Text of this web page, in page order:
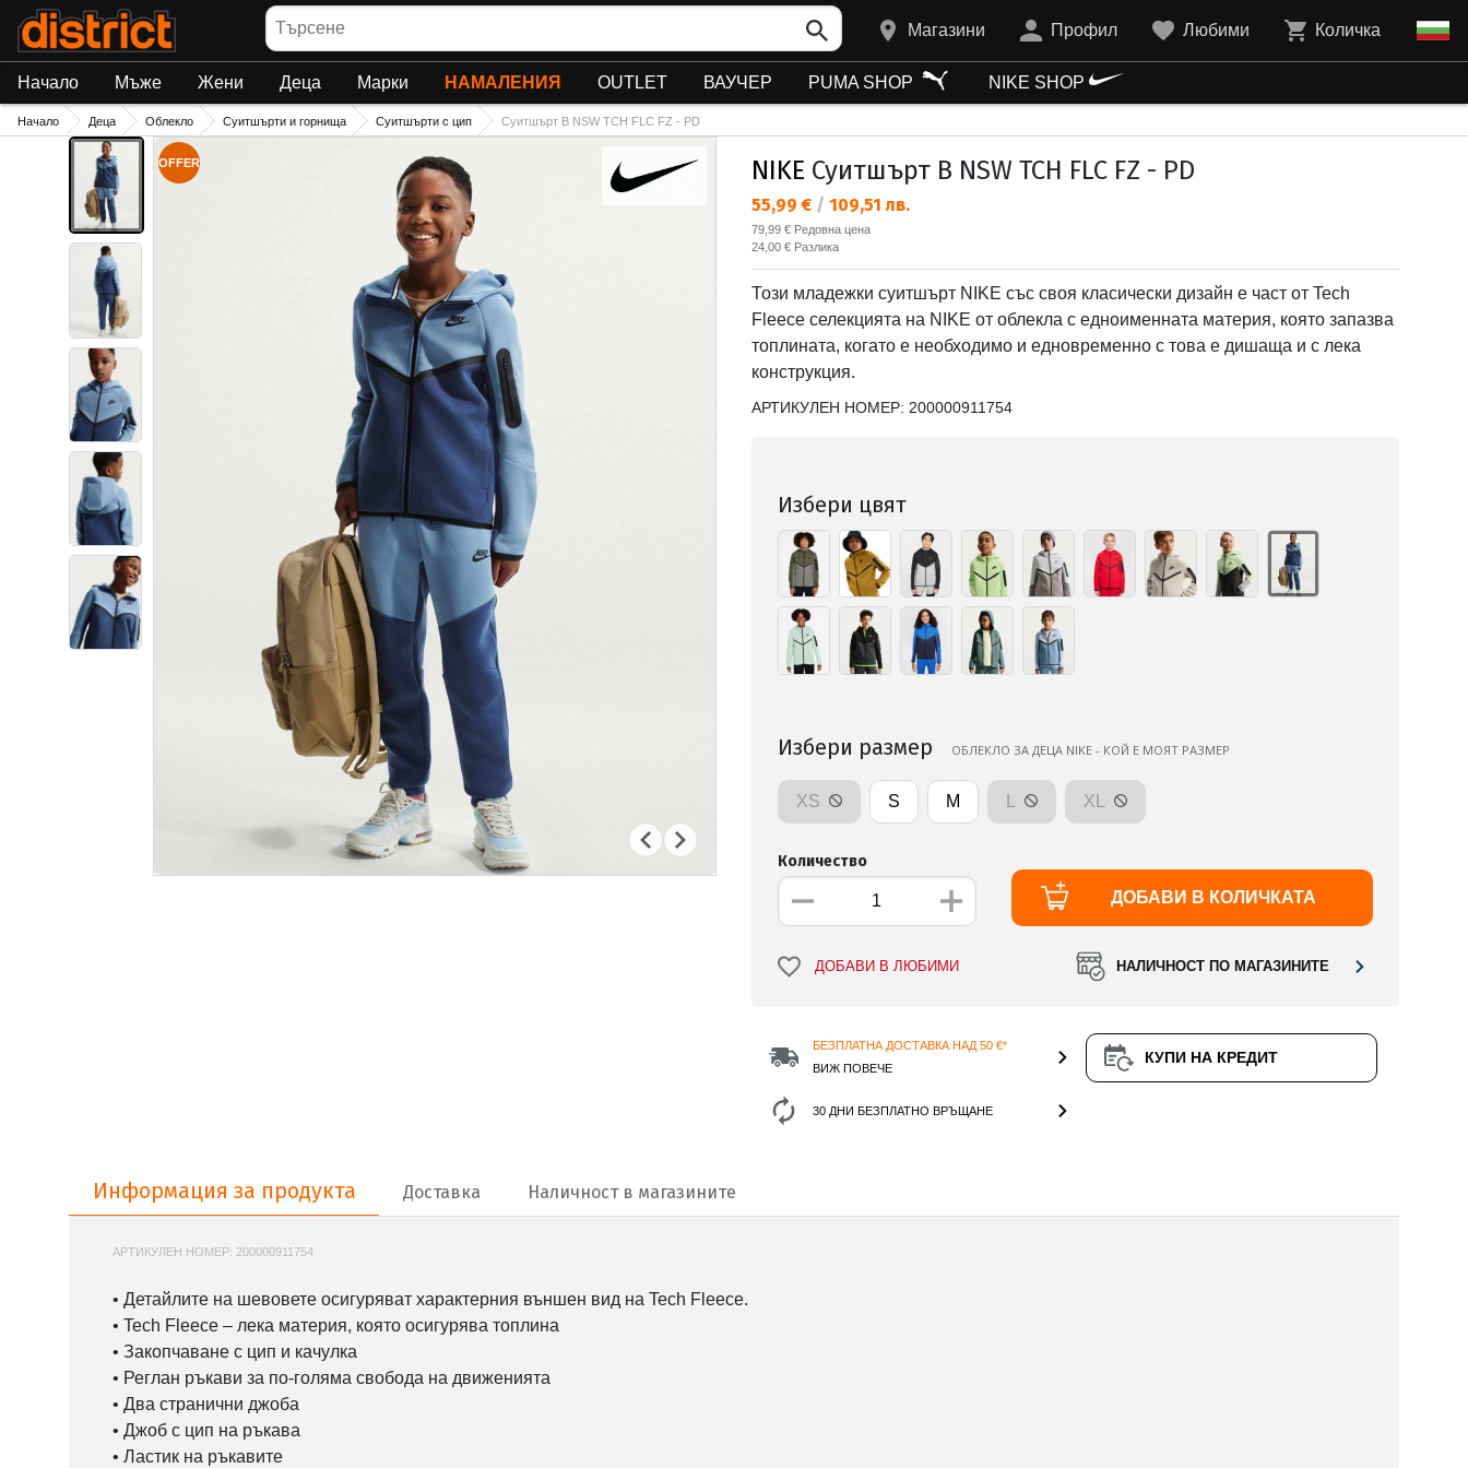
Търсене
Магазини Профил Любими Количка
Начало Мъже Жени Деца Марки НАМАЛЕНИЯ OUTLET ВАУЧЕР PUMA SHOP NIKE SHOP
Начало Деца Облекло Суитшърти и горнища Суитшърти с цип Суитшърт B NSW TCH FLC FZ - PD
OFFER NIKE Суитшърт B NSW TCH FLC FZ - PD
Текуща цена:
55,99 € / 109,51 лв.
Редовна цена:
79,99 € Редовна цена
Спестявате:
24,00 € Разлика
Този младежки суитшърт NIKE със своя класически дизайн е част от Tech
Fleece селекцията на NIKE от облекла с едноименната материя, която запазва
топлината, когато е необходимо и едновременно с това е дишаща и с лека
конструкция.
АРТИКУЛЕН НОМЕР: 200000911754
Избери цвят
Избери размер ОБЛЕКЛО ЗА ДЕЦА NIKE - КОЙ Е МОЯТ РАЗМЕР
XS S M XL
Количество
ДОБАВИ В КОЛИЧКАТА
ДОБАВИ В ЛЮБИМИ НАЛИЧНОСТ ПО МАГАЗИНИТЕ
БЕЗПЛАТНА ДОСТАВКА НАД 50 €*
ВИЖ ПОВЕЧЕ
30 ДНИ БЕЗПЛАТНО ВРЪЩАНЕ
КУПИ НА КРЕДИТ
Информация за продукта
Доставка Наличност в магазините
АРТИКУЛЕН НОМЕР: 200000911754
• Детайлите на шевовете осигуряват характерния външен вид на Tech Fleece.
• Tech Fleece – лека материя, която осигурява топлина
• Закопчаване с цип и качулка
• Реглан ръкави за по-голяма свобода на движенията
• Два странични джоба
• Джоб с цип на ръкава
• Ластик на ръкавите